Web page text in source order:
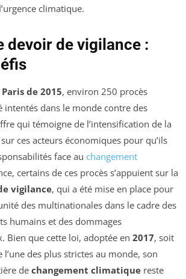
climatique.
devoir de vigilance :
Paris de 2015, environ 250 procès
intentés dans le monde contre des
qui témoigne de l’intensification de la
ces acteurs économiques pour qu’ils
face au changement
certains de ces procès s’appuient sur la
vigilance, qui a été mise en place pour
des multinationales dans le cadre des
humains et des dommages
Bien que cette loi, adoptée en 2017, soit
des plus strictes au monde, son
de changement climatique reste